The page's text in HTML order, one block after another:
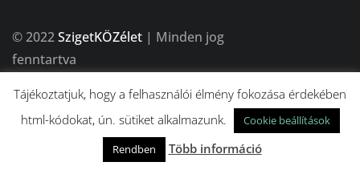
© 2022SzigetKÖZélet | Minden jog
fenntartva
Tájékoztatjuk, hogy a felhasználói élmény fokozása érdekében
html-kódokat, ún. sütiket alkalmazunk.
Cookie beállítások
Rendben
Több információ